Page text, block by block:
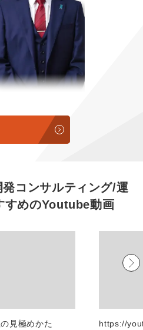
ー
）
ー
コンサルティング/運
すめのYoutube動画
見極めかた
https://